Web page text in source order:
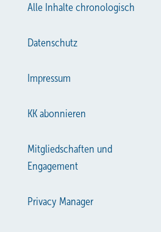
Alle Inhalte chronologisch
Datenschutz
Impressum
KK abonnieren
Mitgliedschaften und
Engagement
Privacy Manager